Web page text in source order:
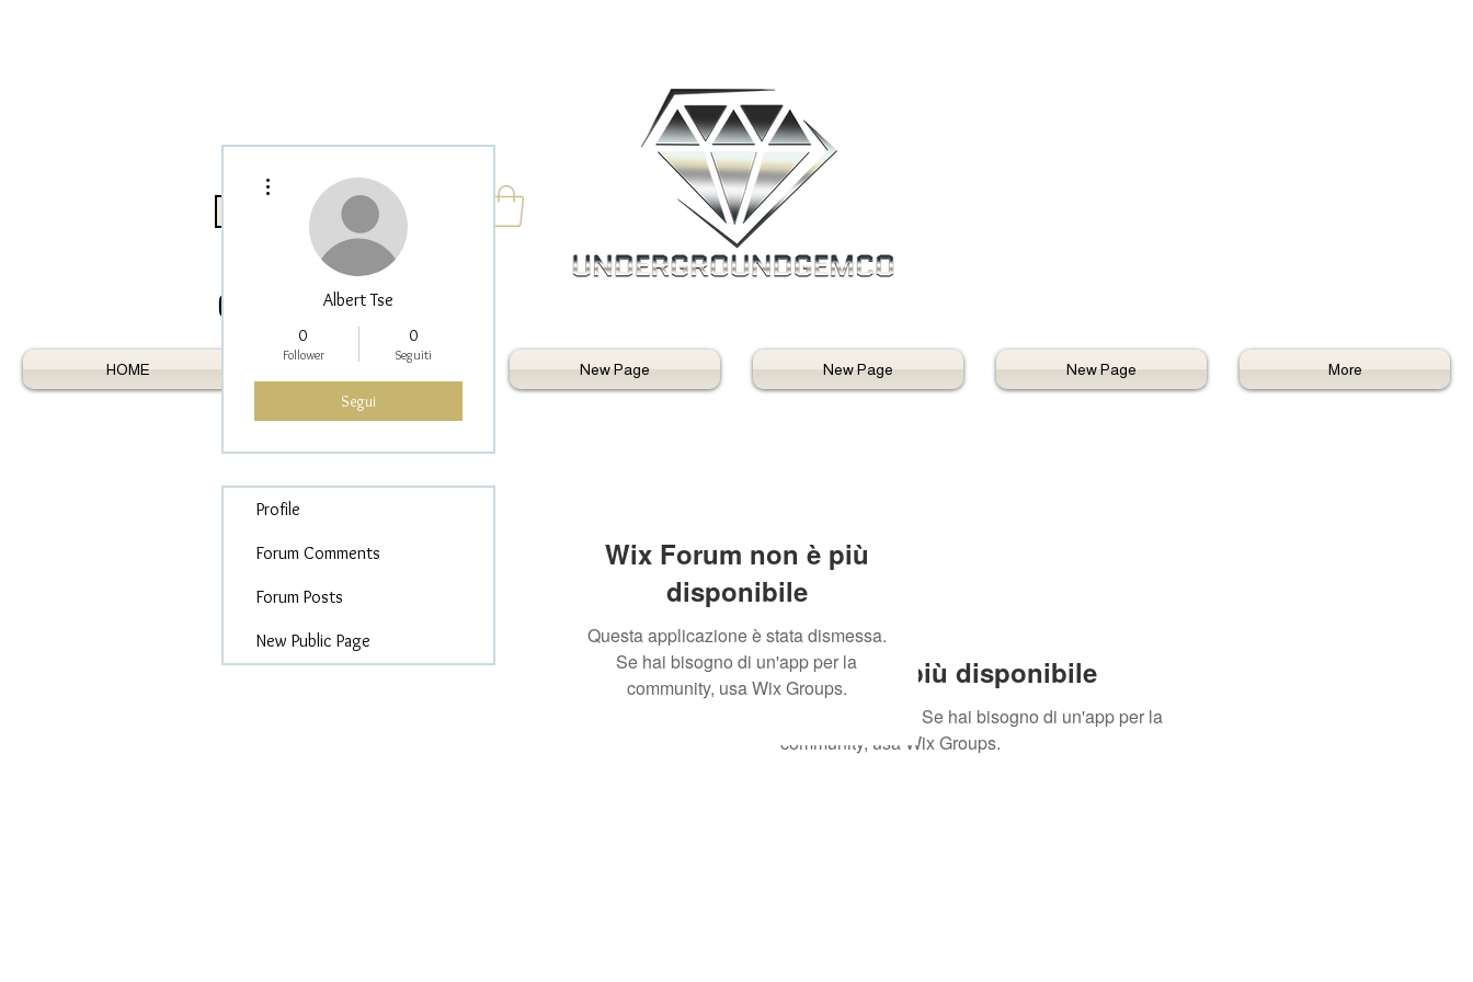
Log In / Register As Trade
HOME New Page New Page New Page More
Wix Forum non è più disponibile
Questa applicazione è stata dismessa. Se hai bisogno di un'app per la
community, usa Wix Groups.
Wix Forum non è più
disponibile
Questa applicazione è stata dismessa.
Se hai bisogno di un'app per la
community, usa Wix Groups.
Albert Tse
0
Follower
0
Seguiti
Segui
Profile
Forum Comments
Forum Posts
New Public Page